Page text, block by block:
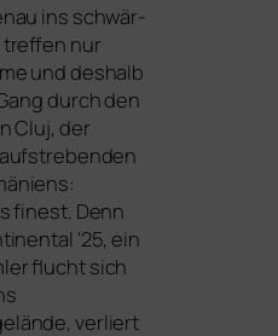
ins schwär­
nur
und des­halb
durch den
Cluj, der
finest. Denn
‘25, ein
flucht sich
ver­liert